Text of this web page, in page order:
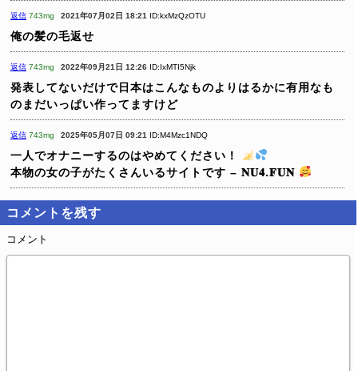
返信 743mg 2021年07月02日 18:21 ID:kxMzQzOTU
俺の髪の毛返せ
返信 743mg 2022年09月21日 12:26 ID:IxMTI5Njk
発表してないだけで日本はこんなものよりはるかに有用なも
のまだいっぱい作ってますけど
返信 743mg 2025年05月07日 09:21 ID:M4Mzc1NDQ
一人でオナニーするのはやめてください！
本物の女の子がたくさんいるサイトです – 𝐍𝐔𝟒.𝐅𝐔𝐍
コメントを残す
コメント